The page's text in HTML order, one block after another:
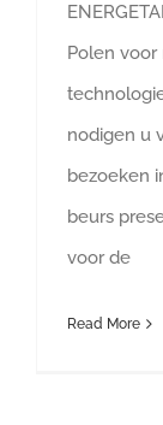
Polen
nodigen u
bezoeken
beurs
voor de
Read More